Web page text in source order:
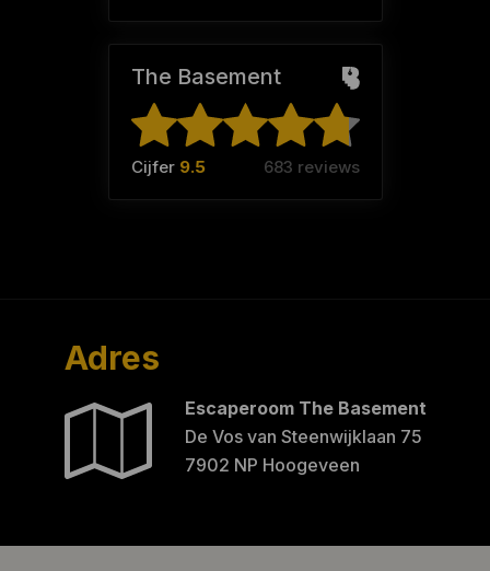
The Basement
Cijfer 9.5 683 reviews
Adres
Escaperoom The Basement
De Vos van Steenwijklaan 75
7902 NP Hoogeveen